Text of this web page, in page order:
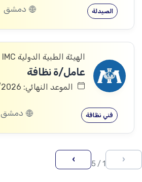
الصيدلة دمشق
الهيئة الطبية الدولية IMC
عامل/ة نظافة
الموعد النهائي: 30/06/2026
فني نظافة دمشق
‹
1 / 5
›